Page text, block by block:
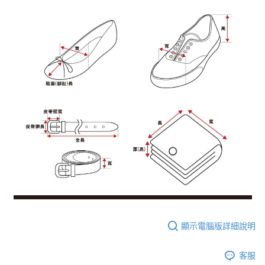
顯示電腦版詳細說明
客服